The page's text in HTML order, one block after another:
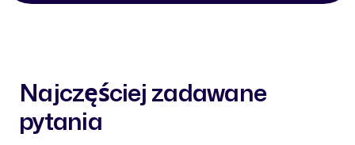
Najczęściej zadawane
pytania